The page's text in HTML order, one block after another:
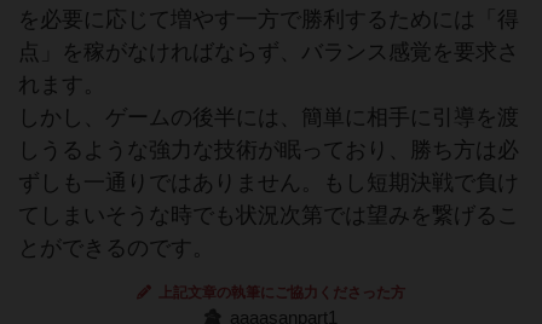
を必要に応じて増やす一方で勝利するためには「得
点」を稼がなければならず、バランス感覚を要求さ
れます。
しかし、ゲームの後半には、簡単に相手に引導を渡
しうるような強力な技術が眠っており、勝ち方は必
ずしも一通りではありません。もし短期決戦で負け
てしまいそうな時でも状況次第では望みを繋げるこ
とができるのです。
上記文章の執筆にご協力くださった方
aaaasanpart1